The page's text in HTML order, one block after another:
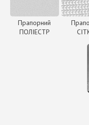
Прапорний
ПОЛІЕСТР